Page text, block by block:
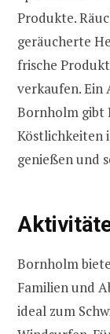
Produkte.
geräucherte
frische
verkaufen. Ein
Bornholm gibt
Köstlichkeiten
genießen und
Bornholm
Familien und
ideal zum